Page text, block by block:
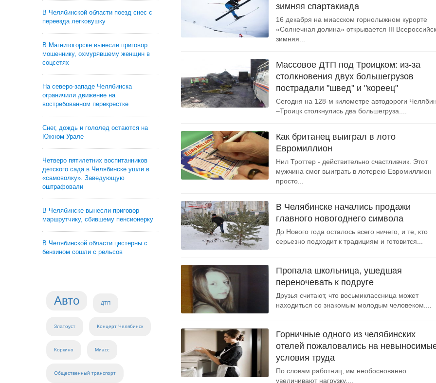
В Челябинской области поезд снес с
переезда легковушку
В Магнитогорске вынесли приговор
мошеннику, охмурявшему женщин в
соцсетях
На северо-западе Челябинска
ограничили движение на
востребованном перекрестке
Снег, дождь и гололед остаются на
Южном Урале
Четверо пятилетних воспитанников
детского сада в Челябинске ушли в
«самоволку». Заведующую
оштрафовали
В Челябинске вынесли приговор
маршрутчику, сбившему пенсионерку
В Челябинской области цистерны с
бензином сошли с рельсов
Авто ДТП
Златоуст Концерт Челябинск
Коркино Миасс
Общественный транспорт
зимняя спартакиада
16 декабря на миасском горнолыжном курорте
«Солнечная долина» открывается III
зимняя...
Массовое ДТП под Троицком: из-за
столкновения двух большегрузов
пострадали "швед" и "кореец"
Сегодня на 128-м километре автодороги
–Троицк столкнулись два большегруза....
Как британец выиграл в лото
Евромиллион
Нил Троттер - действительно счастливчик. Этот
мужчина смог выиграть в лотерею Евромиллион
просто...
В Челябинске начались продажи
главного новогоднего символа
До Нового года осталось всего ничего, и те, кто
серьезно подходит к традициям и готовится...
Пропала школьница, ушедшая
переночевать к подруге
Друзья считают, что восьмиклассница может
находиться со знакомым молодым человеком....
Горничные одного из челябинских
отелей пожаловались на
условия труда
По словам работниц, им необоснованно
увеличивают нагрузку....